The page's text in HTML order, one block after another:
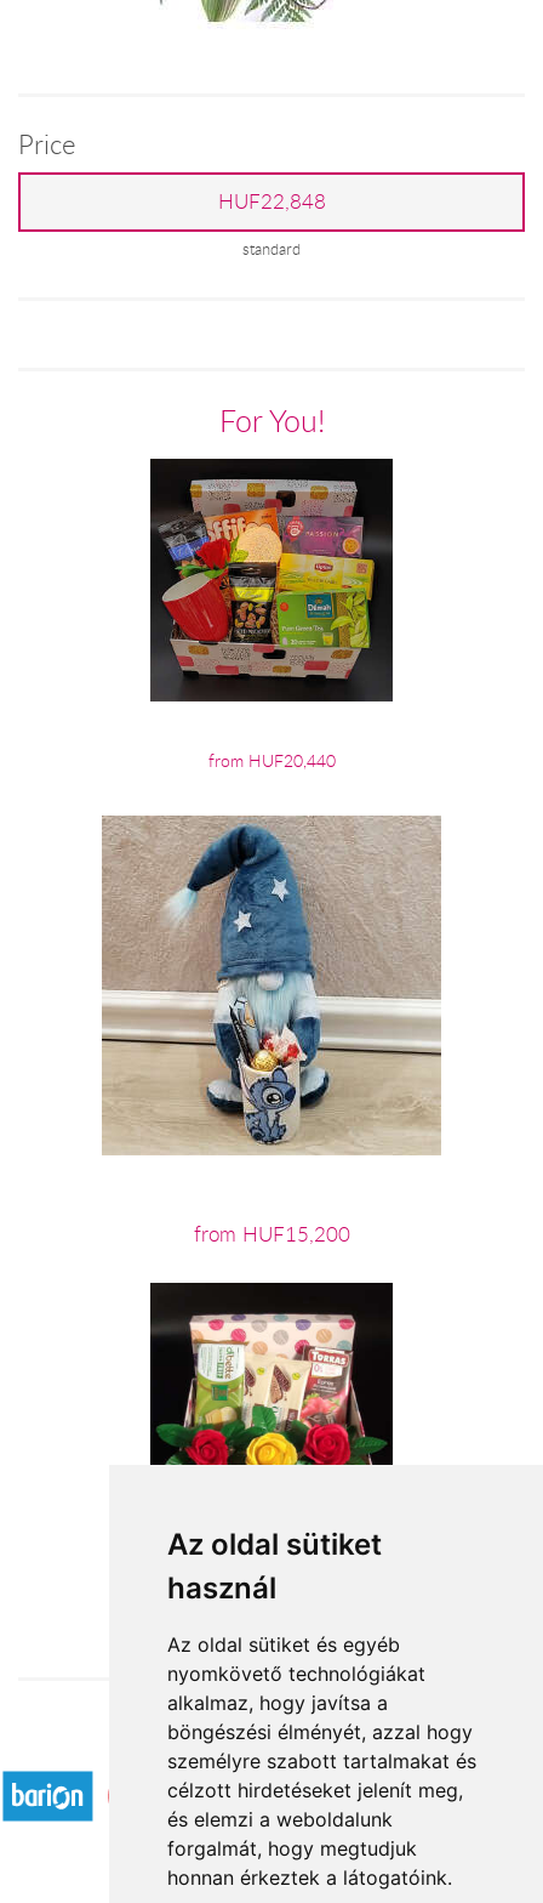
Az oldal sütiket
használ
Az oldal sütiket és egyéb
nyomkövető technológiákat
alkalmaz, hogy javítsa a
böngészési élményét, azzal hogy
személyre szabott tartalmakat és
célzott hirdetéseket jelenít meg,
és elemzi a weboldalunk
forgalmát, hogy megtudjuk
honnan érkeztek a látogatóink.
Price
HUF22,848
standard
For You!
from HUF20,440
from HUF15,200
from HUF11,200
Accepted payment methods